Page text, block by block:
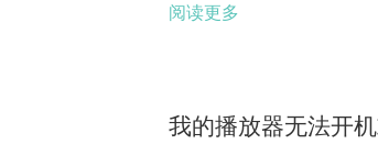
阅读更多
我的播放器无法开